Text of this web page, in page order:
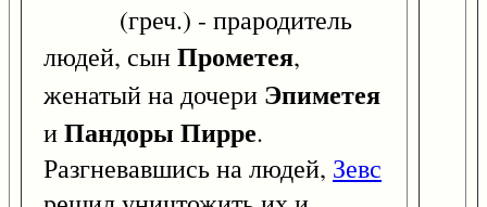
(греч.) - прародитель
людей, сынПрометея,
женатый на дочери Эпиметея
иПандоры Пирре.
Разгневавшись на людей, Зевс